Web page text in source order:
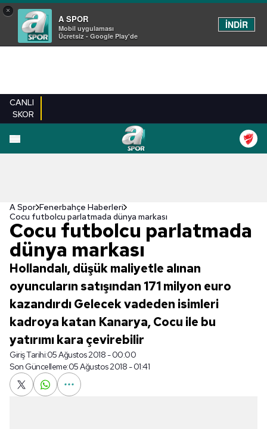
×
A SPOR
Mobil uygulaması
Ücretsiz - Google Play'de
İNDİR
CANLI
SKOR
A Spor Fenerbahçe Haberleri
Cocu futbolcu parlatmada dünya markası
Cocu futbolcu parlatmada
dünya markası
Hollandalı, düşük maliyetle alınan
oyuncuların satışından 171 milyon euro
kazandırdı Gelecek vadeden isimleri
kadroya katan Kanarya, Cocu ile bu
yatırımı kara çevirebilir
Giriş Tarihi:05 Ağustos 2018 - 00:00
Son Güncelleme:05 Ağustos 2018 - 01:41